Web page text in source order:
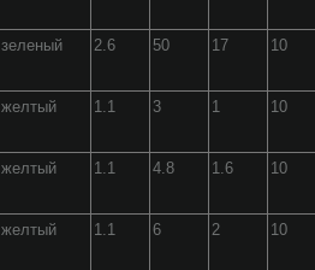
зеленый 2.6 50 17 10
желтый 1.1 3 1 10
желтый 1.1 4.8 1.6 10
желтый 1.1 6 2 10